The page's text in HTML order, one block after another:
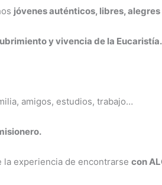
jóvenes auténticos, libres,
y vivencia de la Eucaristía.
amigos, estudios, trabajo…
la experiencia de encontrarse con